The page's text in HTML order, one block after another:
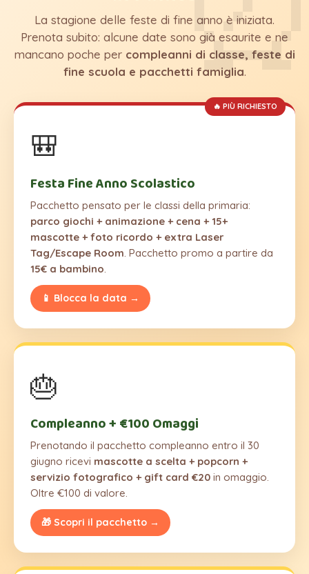
La stagione delle feste di fine anno è iniziata.
Prenota subito: alcune date sono già esaurite e ne
mancano poche per compleanni di classe, feste di
fine scuola e pacchetti famiglia.
🎒
Festa Fine Anno Scolastico
Pacchetto pensato per le classi della primaria:
parco giochi + animazione + cena + 15+
mascotte + foto ricordo + extra Laser
Tag/Escape Room. Pacchetto promo a partire da
15€ a bambino.
📱 Blocca la data →
🎂
Compleanno + €100 Omaggi
Prenotando il pacchetto compleanno entro il 30
giugno ricevi mascotte a scelta + popcorn +
servizio fotografico + gift card €20 in omaggio.
Oltre €100 di valore.
🎁 Scopri il pacchetto →